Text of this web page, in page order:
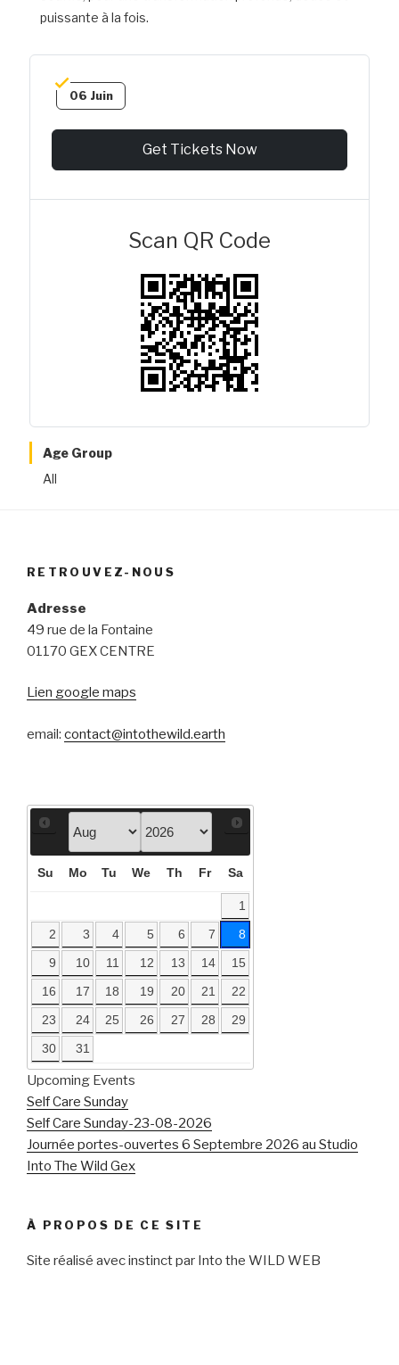
puissante à la fois.
06 Juin
Get Tickets Now
Scan QR Code
Age Group
All
RETROUVEZ-NOUS
Adresse
49 rue de la Fontaine
01170 GEX CENTRE
Lien google maps
email: contact@intothewild.earth
Su Mo Tu We Th Fr Sa
1
2 3 4 5 6 7 8
9 10 11 12 13 14 15
16 17 18 19 20 21 22
23 24 25 26 27 28 29
30 31
Upcoming Events
Self Care Sunday
Self Care Sunday-23-08-2026
Journée portes-ouvertes 6 Septembre 2026 au Studio
Into The Wild Gex
À PROPOS DE CE SITE
Site réalisé avec instinct par Into the WILD WEB